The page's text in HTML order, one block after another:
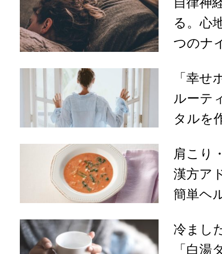
る。心
つのナ
「幸
ルーテ
タルを
肩こり
漢方ア
簡単ヘ
冷まし
「白